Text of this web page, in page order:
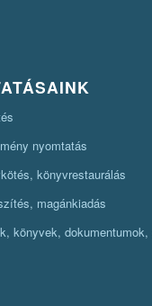
nyomtatás
könyvrestaurálás
magánkiadás
könyvek,